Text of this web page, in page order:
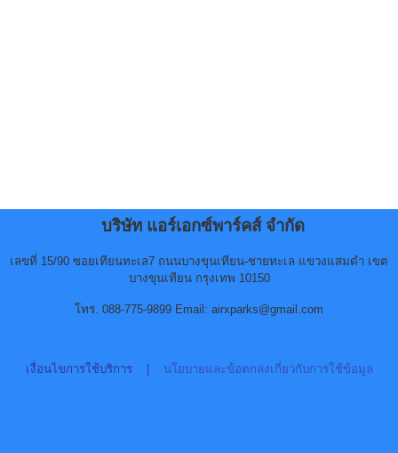
บริษัท แอร์เอกซ์พาร์คส์ จำกัด
เลขที่ 15/90 ซอยเทียนทะเล7 ถนนบางขุนเทียน-ชายทะเล แขวงแสมดำ เขต
บางขุนเทียน กรุงเทพ 10150
โทร. 088-775-9899 Email: airxparks@gmail.com
เงื่อนไขการใช้บริการ| นโยบายและข้อตกลงเกี่ยวกับการใช้ข้อมูล